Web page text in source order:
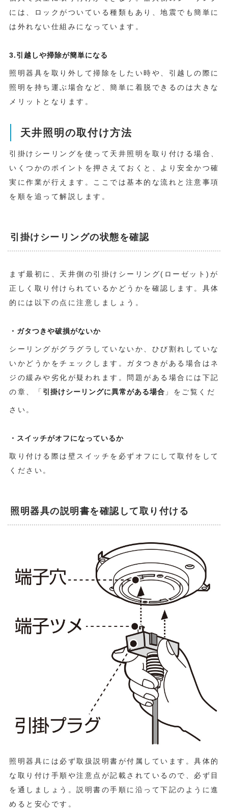
には、ロックがついている種類もあり、地震でも簡単に
は外れない仕組みになっています。
3.引越しや掃除が簡単になる
照明器具を取り外して掃除をしたい時や、引越しの際に
照明を持ち運ぶ場合など、簡単に着脱できるのは大きな
メリットとなります。
天井照明の取付け方法
引掛けシーリングを使って天井照明を取り付ける場合、
いくつかのポイントを押さえておくと、より安全かつ確
実に作業が行えます。ここでは基本的な流れと注意事項
を順を追って解説します。
引掛けシーリングの状態を確認
まず最初に、天井側の引掛けシーリング(ローゼット)が
正しく取り付けられているかどうかを確認します。具体
的には以下の点に注意しましょう。
・ガタつきや破損がないか
シーリングがグラグラしていないか、ひび割れしていな
いかどうかをチェックします。ガタつきがある場合はネ
ジの緩みや劣化が疑われます。問題がある場合には下記
の章、「 引掛けシーリングに異常がある場合 」をご覧くだ
さい。
・スイッチがオフになっているか
取り付ける際は壁スイッチを必ずオフにして取付をして
ください。
照明器具の説明書を確認して取り付ける
照明器具には必ず取扱説明書が付属しています。具体的
な取り付け手順や注意点が記載されているので、必ず目
を通しましょう。説明書の手順に沿って下記のように進
めると安心です。